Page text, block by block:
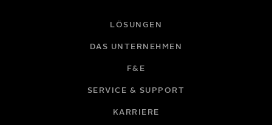
LÖSUNGEN
DAS UNTERNEHMEN
F&E
SERVICE & SUPPORT
KARRIERE